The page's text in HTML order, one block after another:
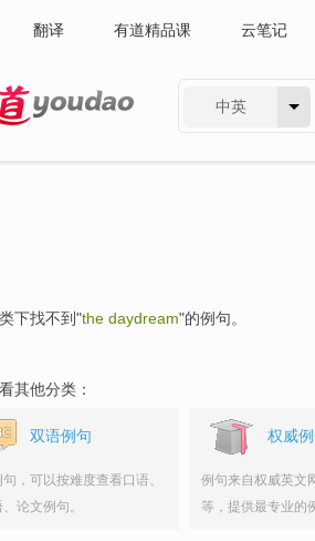
翻译 有道精品课 云笔记
中英
下找不到"the daydream"的例句。
其他分类：
双语例句
，可以按难度查看口语、
论文例句。
权威
例句来自权威英文
等，提供最专业的